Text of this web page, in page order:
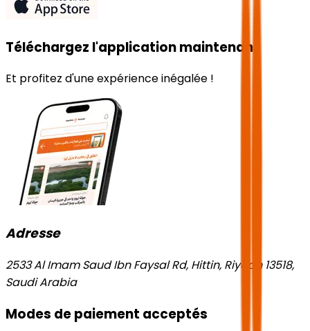
Téléchargez l'application maintenant
Et profitez d'une expérience inégalée !
Adresse
2533 Al Imam Saud Ibn Faysal Rd, Hittin, Riyadh 13518,
Saudi Arabia
Modes de paiement acceptés